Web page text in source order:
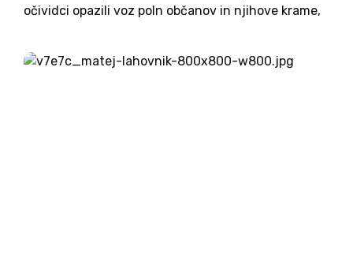
očividci opazili voz poln občanov in njihove krame,
Konja so Romi v Podzemlju...